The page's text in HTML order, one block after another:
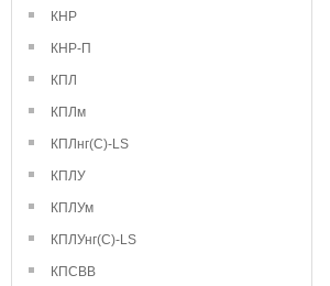
КНР
КНР-П
КПЛ
КПЛм
КПЛнг(С)-LS
КПЛУ
КПЛУм
КПЛУнг(С)-LS
КПСВВ